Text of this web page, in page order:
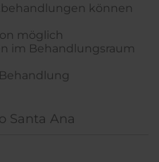
können
möglich
im Behandlungsraum
Santa Ana